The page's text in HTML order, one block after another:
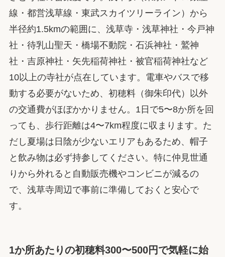
線・都営浅草線・東武スカイツリーライン）から
半径約1.5kmの範囲に、浅草寺・浅草神社・今戸神
社・待乳山聖天・橋場不動院・石浜神社・鷲神
社・吉原神社・矢先稲荷神社・被官稲荷神社など
10以上の寺社が点在しています。電車やバスで移
動する必要がないため、初穂料（御朱印代）以外
の交通費がほぼかかりません。1日で5〜8か所を回
っても、歩行距離は4〜7km程度に収まります。た
だし夏場は日陰が少ないエリアもあるため、帽子
と飲み物は必ず持参してください。特に仲見世通
りから外れると自動販売機やコンビニが減るの
で、浅草寺周辺で事前に準備しておくと安心で
す。
1か所あたりの初穂料300〜500円で気軽に始